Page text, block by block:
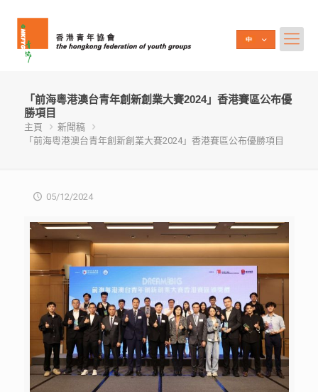
「前海粵港澳台青年創新創業大賽2024」香港賽區公布優
勝項目
主頁
新聞稿
「前海粵港澳台青年創新創業大賽2024」香港賽區公布優勝項目
05/12/2024